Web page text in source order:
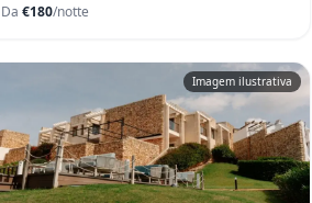
Da€180/notte
Imagem ilustrativa